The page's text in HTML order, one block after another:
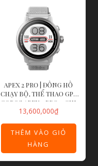
APEX 2 PRO | ĐỒNG HỒ
CHẠY BỘ, THỂ THAO GPS
COROS APEX 2 PRO – GHI
13,600,000₫
THÊM VÀO GIỎ
HÀNG